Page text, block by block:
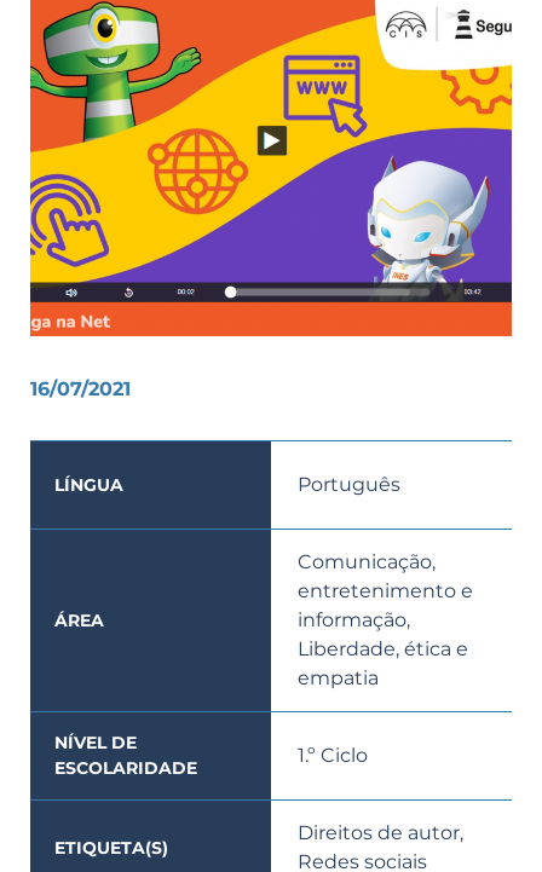
16/07/2021
LÍNGUA Português
ÁREA
Comunicação,
entretenimento e
informação
Liberdade, ética e
empatia
NÍVEL DE
ESCOLARIDADE
1.º Ciclo
ETIQUETA(S)
Direitos de autor
Redes sociais